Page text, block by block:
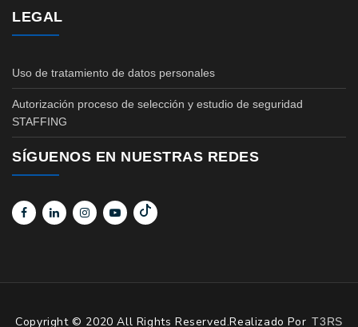
LEGAL
Uso de tratamiento de datos personales
Autorización proceso de selección y estudio de seguridad
STAFFING
SÍGUENOS EN NUESTRAS REDES
Copyright © 2020 All Rights Reserved.Realizado Por T3RS